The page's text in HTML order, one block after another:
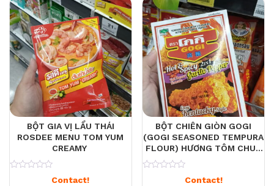
BỘT GIA VỊ LẨU THÁI
ROSDEE MENU TOM YUM
CREAMY
Contact!
BỘT CHIÊN GIÒN GOGI
(GOGI SEASONED TEMPURA
FLOUR) HƯƠNG TÔM CHUA
CAY & TIÊU TỎI (HOT &
SPICY – GARLIC PEPPER).
Contact!